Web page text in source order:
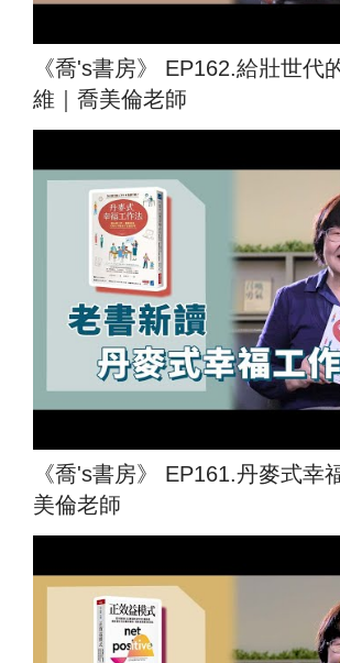
《喬's書房》 EP162.給壯世代
維｜喬美倫老師
《喬's書房》 EP161.丹麥式幸
美倫老師